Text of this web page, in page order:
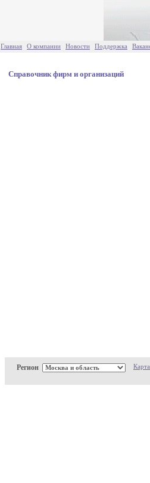
Главная О компании Новости Поддержка
Справочник фирм и организаций
Регион Карта